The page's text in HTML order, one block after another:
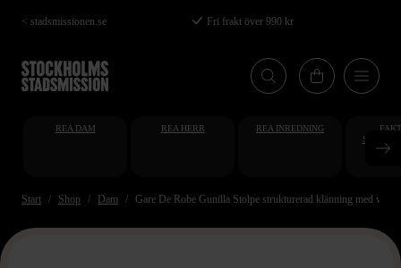
Hoppa
till
huvudinnehåll
< stadsmissionen.se Fri frakt över 990 kr
REA DAM REA HERR REA INREDNING
Start Shop Dam Gare De Robe Gunilla Stolpe strukturerad klänning med